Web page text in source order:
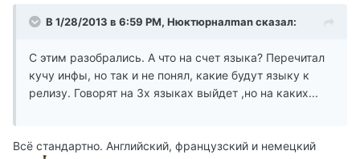
В 1/28/2013 в 6:59 PM, Нюктюрналman сказал:
С этим разобрались. А что на счет языка? Перечитал
кучу инфы, но так и не понял, какие будут языку к
релизу. Говорят на 3х языках выйдет ,но на каких...
Всё стандартно. Английский, французский и немецкий